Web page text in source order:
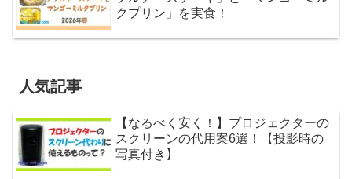
クプリン」を実食！
人気記事
【なるべく安く！】プロジェクターの
スクリーンの代用案6選！【投影時の
写真付き】